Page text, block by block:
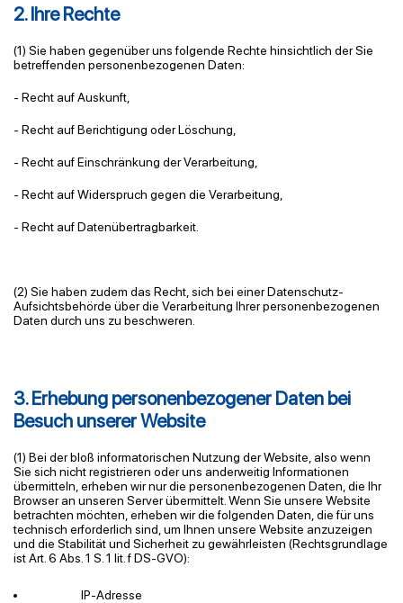
2. Ihre Rechte
(1) Sie haben gegenüber uns folgende Rechte hinsichtlich der Sie
betreffenden personenbezogenen Daten:
- Recht auf Auskunft,
- Recht auf Berichtigung oder Löschung,
- Recht auf Einschränkung der Verarbeitung,
- Recht auf Widerspruch gegen die Verarbeitung,
- Recht auf Datenübertragbarkeit.
(2) Sie haben zudem das Recht, sich bei einer Datenschutz-
Aufsichtsbehörde über die Verarbeitung Ihrer personenbezogenen
Daten durch uns zu beschweren.
3. Erhebung personenbezogener Daten bei
Besuch unserer Website
(1) Bei der bloß informatorischen Nutzung der Website, also wenn
Sie sich nicht registrieren oder uns anderweitig Informationen
übermitteln, erheben wir nur die personenbezogenen Daten, die Ihr
Browser an unseren Server übermittelt. Wenn Sie unsere Website
betrachten möchten, erheben wir die folgenden Daten, die für uns
technisch erforderlich sind, um Ihnen unsere Website anzuzeigen
und die Stabilität und Sicherheit zu gewährleisten (Rechtsgrundlage
ist Art. 6 Abs. 1 S. 1 lit . f DS-GVO):
IP-Adresse